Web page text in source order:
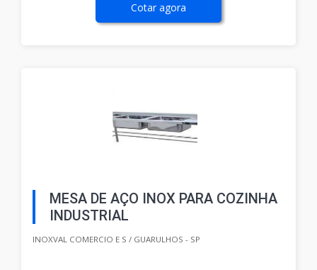
Cotar agora
MESA DE AÇO INOX PARA COZINHA
INDUSTRIAL
INOXVAL COMERCIO E S / GUARULHOS - SP